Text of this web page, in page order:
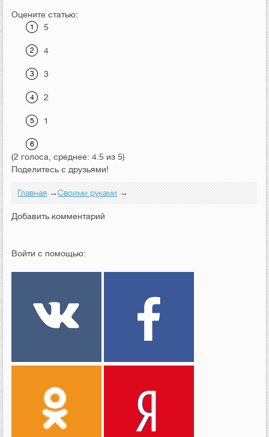
Оцените статью:
5
4
3
2
1
(2 голоса, среднее: 4.5 из 5)
Поделитесь с друзьями!
Главная →Своими руками →
Добавить комментарий
Войти с помощью: